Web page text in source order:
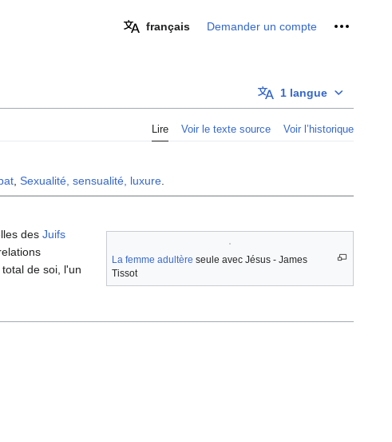
français Demander un compte Outils
1 langue
Lire Voir le texte source Voir l’historique
Sexualité, sensualité, luxure
La femme adultère seule avec Jésus - James
Tissot
des Juifs
total de soi, l'un